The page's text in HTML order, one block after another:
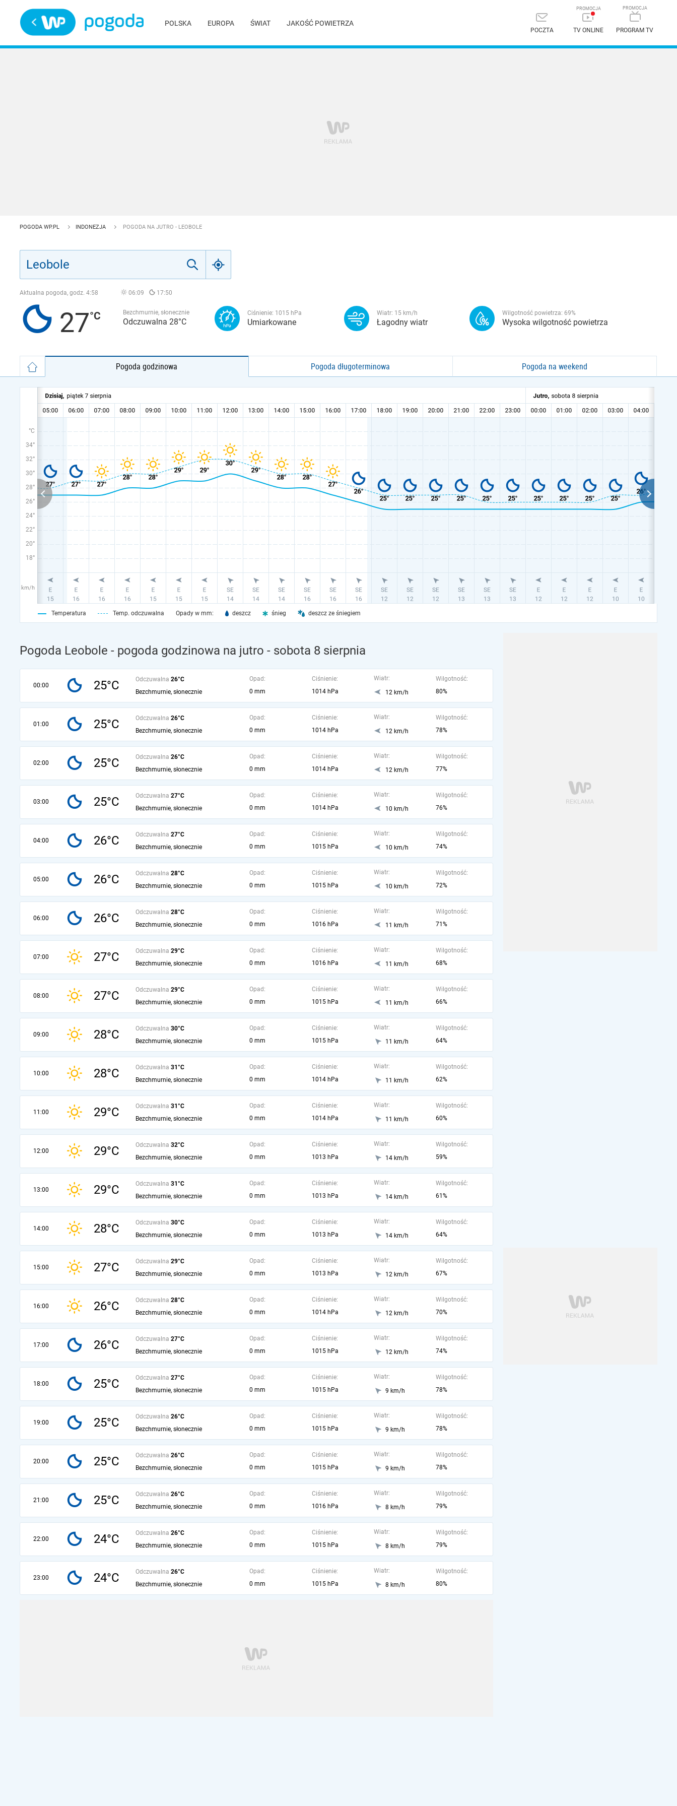
POLSKA EUROPA ŚWIAT JAKOŚĆ POWIETRZA
POCZTA TV ONLINE PROGRAM TV
POGODA WP.PL INDONEZJA POGODA NA JUTRO - LEOBOLE
Aktualna pogoda, godz. 4:58 06:09 17:50
27 Bezchmurnie, słonecznie
Odczuwalna 28°C
Ciśnienie: 1015 hPa
Umiarkowane
Wiatr: 15 km/h
Łagodny wiatr
Wilgotność powietrza: 69%
Wysoka wilgotność powietrza
Pogoda godzinowa Pogoda długoterminowa Pogoda na weekend
°C
34°
32°
30°
28°
26°
24°
22°
20°
18°
km/h
Temperatura Temp. odczuwalna Opady w mm: deszcz śnieg deszcz ze śniegiem
Pogoda Leobole - pogoda godzinowa na jutro - sobota 8 sierpnia
00:00 25°C Odczuwalna 26°C
Bezchmurnie, słonecznie
Opad:
0 mm
Ciśnienie:
1014 hPa
Wiatr:
12 km/h
Wilgotność:
80%
01:00 25°C Odczuwalna 26°C
Bezchmurnie, słonecznie
Opad:
0 mm
Ciśnienie:
1014 hPa
Wiatr:
12 km/h
Wilgotność:
78%
02:00 25°C Odczuwalna 26°C
Bezchmurnie, słonecznie
Opad:
0 mm
Ciśnienie:
1014 hPa
Wiatr:
12 km/h
Wilgotność:
77%
03:00 25°C Odczuwalna 27°C
Bezchmurnie, słonecznie
Opad:
0 mm
Ciśnienie:
1014 hPa
Wiatr:
10 km/h
Wilgotność:
76%
04:00 26°C Odczuwalna 27°C
Bezchmurnie, słonecznie
Opad:
0 mm
Ciśnienie:
1015 hPa
Wiatr:
10 km/h
Wilgotność:
74%
05:00 26°C Odczuwalna 28°C
Bezchmurnie, słonecznie
Opad:
0 mm
Ciśnienie:
1015 hPa
Wiatr:
10 km/h
Wilgotność:
72%
06:00 26°C Odczuwalna 28°C
Bezchmurnie, słonecznie
Opad:
0 mm
Ciśnienie:
1016 hPa
Wiatr:
11 km/h
Wilgotność:
71%
07:00 27°C Odczuwalna 29°C
Bezchmurnie, słonecznie
Opad:
0 mm
Ciśnienie:
1016 hPa
Wiatr:
11 km/h
Wilgotność:
68%
08:00 27°C Odczuwalna 29°C
Bezchmurnie, słonecznie
Opad:
0 mm
Ciśnienie:
1015 hPa
Wiatr:
11 km/h
Wilgotność:
66%
09:00 28°C Odczuwalna 30°C
Bezchmurnie, słonecznie
Opad:
0 mm
Ciśnienie:
1015 hPa
Wiatr:
11 km/h
Wilgotność:
64%
10:00 28°C Odczuwalna 31°C
Bezchmurnie, słonecznie
Opad:
0 mm
Ciśnienie:
1014 hPa
Wiatr:
11 km/h
Wilgotność:
62%
11:00 29°C Odczuwalna 31°C
Bezchmurnie, słonecznie
Opad:
0 mm
Ciśnienie:
1014 hPa
Wiatr:
11 km/h
Wilgotność:
60%
12:00 29°C Odczuwalna 32°C
Bezchmurnie, słonecznie
Opad:
0 mm
Ciśnienie:
1013 hPa
Wiatr:
14 km/h
Wilgotność:
59%
13:00 29°C Odczuwalna 31°C
Bezchmurnie, słonecznie
Opad:
0 mm
Ciśnienie:
1013 hPa
Wiatr:
14 km/h
Wilgotność:
61%
14:00 28°C Odczuwalna 30°C
Bezchmurnie, słonecznie
Opad:
0 mm
Ciśnienie:
1013 hPa
Wiatr:
14 km/h
Wilgotność:
64%
15:00 27°C Odczuwalna 29°C
Bezchmurnie, słonecznie
Opad:
0 mm
Ciśnienie:
1013 hPa
Wiatr:
12 km/h
Wilgotność:
67%
16:00 26°C Odczuwalna 28°C
Bezchmurnie, słonecznie
Opad:
0 mm
Ciśnienie:
1014 hPa
Wiatr:
12 km/h
Wilgotność:
70%
17:00 26°C Odczuwalna 27°C
Bezchmurnie, słonecznie
Opad:
0 mm
Ciśnienie:
1015 hPa
Wiatr:
12 km/h
Wilgotność:
74%
18:00 25°C Odczuwalna 27°C
Bezchmurnie, słonecznie
Opad:
0 mm
Ciśnienie:
1015 hPa
Wiatr:
9 km/h
Wilgotność:
78%
19:00 25°C Odczuwalna 26°C
Bezchmurnie, słonecznie
Opad:
0 mm
Ciśnienie:
1015 hPa
Wiatr:
9 km/h
Wilgotność:
78%
20:00 25°C Odczuwalna 26°C
Bezchmurnie, słonecznie
Opad:
0 mm
Ciśnienie:
1015 hPa
Wiatr:
9 km/h
Wilgotność:
78%
21:00 25°C Odczuwalna 26°C
Bezchmurnie, słonecznie
Opad:
0 mm
Ciśnienie:
1016 hPa
Wiatr:
8 km/h
Wilgotność:
79%
22:00 24°C Odczuwalna 26°C
Bezchmurnie, słonecznie
Opad:
0 mm
Ciśnienie:
1015 hPa
Wiatr:
8 km/h
Wilgotność:
79%
23:00 24°C Odczuwalna 26°C
Bezchmurnie, słonecznie
Opad:
0 mm
Ciśnienie:
1015 hPa
Wiatr:
8 km/h
Wilgotność:
80%